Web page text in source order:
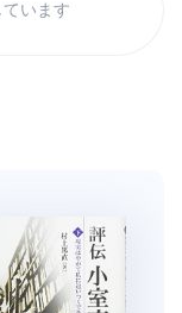
います